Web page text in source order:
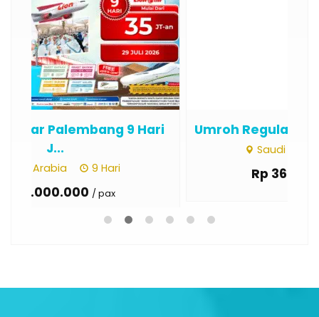
Umroh Regular Pekanbaru 13 Hari ...
Rp 36.000.000